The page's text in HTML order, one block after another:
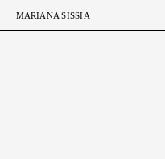
MARIANA SISSIA
ESPENG